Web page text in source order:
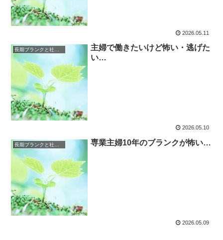
2026.05.11
長期ブランクと社会復帰の恐怖
主婦で働きたいけど怖い・逃げた
い…
2026.05.10
長期ブランクと社会復帰の恐怖 専業主婦10年のブランクが怖い…
2026.05.09